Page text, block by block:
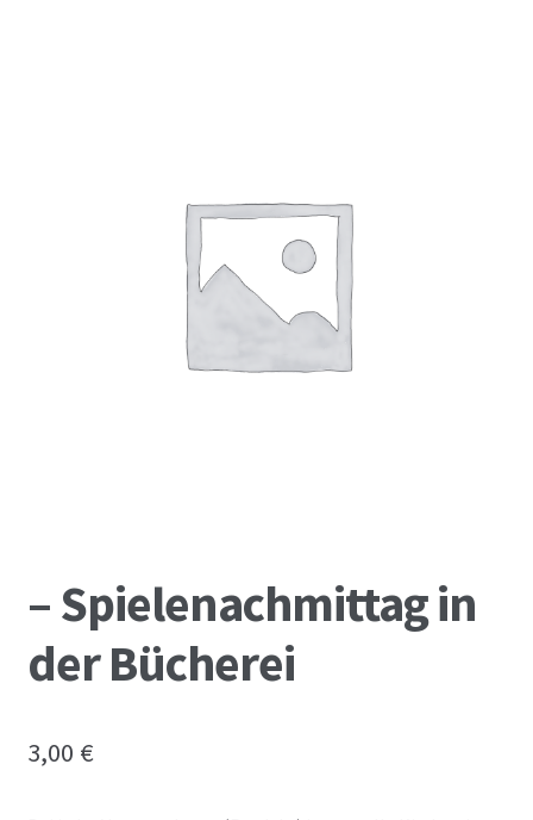
– Spielenachmittag in
der Bücherei
3,00 €